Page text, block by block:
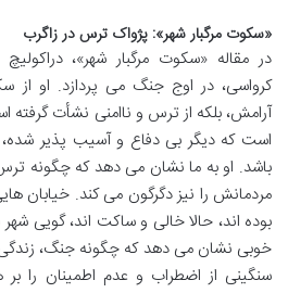
«سکوت مرگبار شهر»: پژواک ترس در زاگرب
در مقاله «سکوت مرگبار شهر»،
کرواسی، در اوج جنگ می پردازد. او
آرامش، بلکه از ترس و ناامنی نشأت
است که دیگر بی دفاع و آسیب پذیر
باشد. او به ما نشان می دهد که چگونه
مردمانش را نیز دگرگون می کند. خیابان
بوده اند، حالا خالی و ساکت اند، گویی
خوبی نشان می دهد که چگونه جنگ،
سنگینی از اضطراب و عدم اطمینان را